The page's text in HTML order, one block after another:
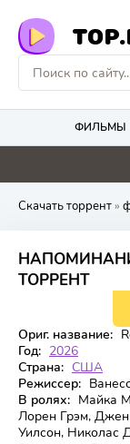
ФИЛЬМЫ
4.4
Скачать торрент»
ТОРРЕНТ
Ориг. название:
Год: 2026
Страна: США
Режиссер:
В ролях: Майка
Лорен Грэм,
Уилсон, Николас